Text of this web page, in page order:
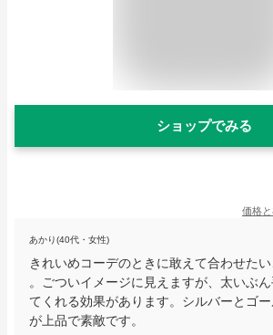
ショップでみる
価格
あかり(40代・女性)
きれいめコーデのときに敢えて合わせた
。ごついイメージに見えますが、太いぶ
てくれる効果があります。シルバーとゴ
が上品で素敵です。